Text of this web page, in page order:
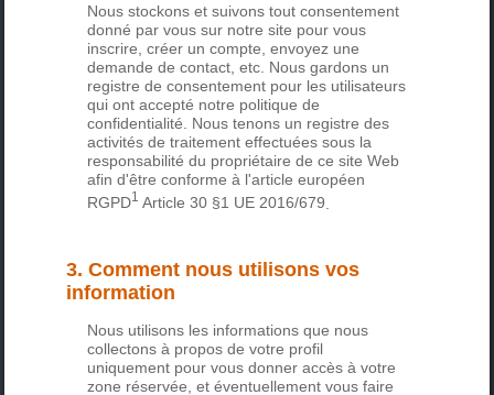
Nous stockons et suivons tout consentement
donné par vous sur notre site pour vous
inscrire, créer un compte, envoyez une
demande de contact, etc. Nous gardons un
registre de consentement pour les utilisateurs
qui ont accepté notre politique de
confidentialité. Nous tenons un registre des
activités de traitement effectuées sous la
responsabilité du propriétaire de ce site Web
afin d'être conforme à l'article européen
RGPD1 Article 30 §1 UE 2016/679
3. Comment nous utilisons vos
information
Nous utilisons les informations que nous
collectons à propos de votre profil
uniquement pour vous donner accès à votre
zone réservée, et éventuellement vous faire